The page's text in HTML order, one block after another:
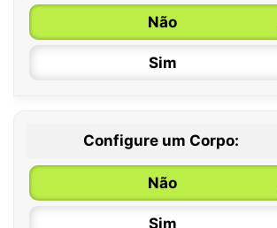
Não
Sim
Configure um Corpo:
Não
Sim